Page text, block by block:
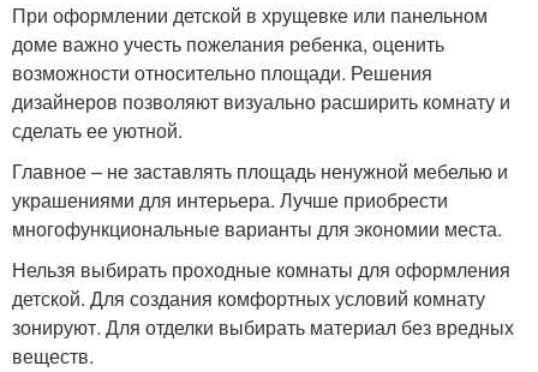
При оформлении детской в хрущевке или панельном
доме важно учесть пожелания ребенка, оценить
возможности относительно площади. Решения
дизайнеров позволяют визуально расширить комнату и
сделать ее уютной.
Главное – не заставлять площадь ненужной мебелью и
украшениями для интерьера. Лучше приобрести
многофункциональные варианты для экономии места.
Нельзя выбирать проходные комнаты для оформления
детской. Для создания комфортных условий комнату
зонируют. Для отделки выбирать материал без вредных
веществ.